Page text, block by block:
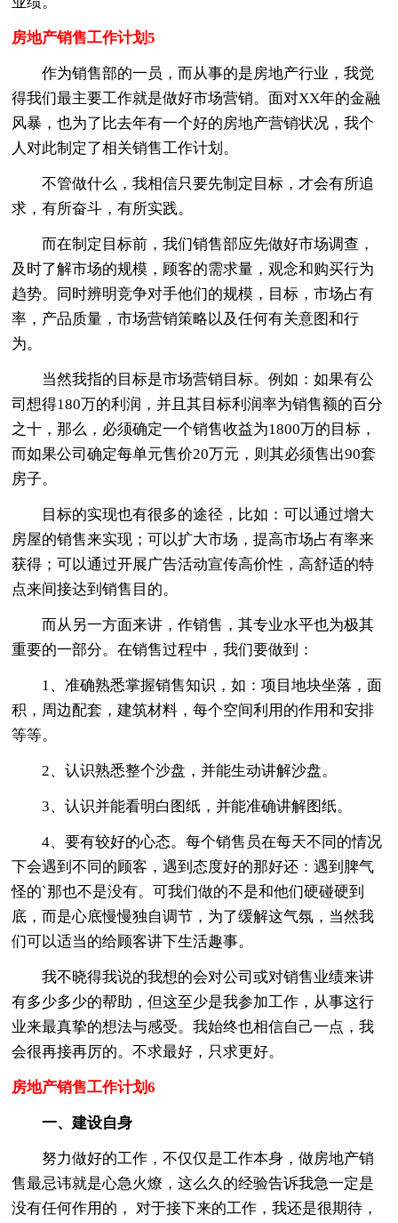
房地产销售工作计划5
作为销售部的一员，而从事的是房地产行业，我觉
得我们最主要工作就是做好市场营销。面对XX年的金融
风暴，也为了比去年有一个好的房地产营销状况，我个
人对此制定了相关销售工作计划。
不管做什么，我相信只要先制定目标，才会有所追
求，有所奋斗，有所实践。
而在制定目标前，我们销售部应先做好市场调查，
及时了解市场的规模，顾客的需求量，观念和购买行为
趋势。同时辨明竞争对手他们的规模，目标，市场占有
率，产品质量，市场营销策略以及任何有关意图和行
为。
当然我指的目标是市场营销目标。例如：如果有公
司想得180万的利润，并且其目标利润率为销售额的百分
之十，那么，必须确定一个销售收益为1800万的目标，
而如果公司确定每单元售价20万元，则其必须售出90套
房子。
目标的实现也有很多的途径，比如：可以通过增大
房屋的销售来实现；可以扩大市场，提高市场占有率来
获得；可以通过开展广告活动宣传高价性，高舒适的特
点来间接达到销售目的。
而从另一方面来讲，作销售，其专业水平也为极其
重要的一部分。在销售过程中，我们要做到：
1、准确熟悉掌握销售知识，如：项目地块坐落，面
积，周边配套，建筑材料，每个空间利用的作用和安排
等等。
2、认识熟悉整个沙盘，并能生动讲解沙盘。
3、认识并能看明白图纸，并能准确讲解图纸。
4、要有较好的心态。每个销售员在每天不同的情况
下会遇到不同的顾客，遇到态度好的那好还：遇到脾气
怪的`那也不是没有。可我们做的不是和他们硬碰硬到
底，而是心底慢慢独自调节，为了缓解这气氛，当然我
们可以适当的给顾客讲下生活趣事。
我不晓得我说的我想的会对公司或对销售业绩来讲
有多少多少的帮助，但这至少是我参加工作，从事这行
业来最真挚的想法与感受。我始终也相信自己一点，我
会很再接再厉的。不求最好，只求更好。
房地产销售工作计划6
一、建设自身
努力做好的工作，不仅仅是工作本身，做房地产销
售最忌讳就是心急火燎，这么久的经验告诉我急一定是
没有任何作用的， 对于接下来的工作，我还是很期待，